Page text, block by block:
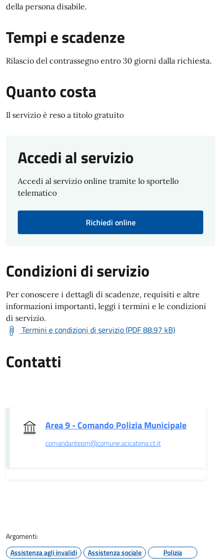
della persona disabile.
Tempi e scadenze
Rilascio del contrassegno entro 30 giorni dalla richiesta.
Quanto costa
Il servizio è reso a titolo gratuito
Accedi al servizio
Accedi al servizio online tramite lo sportello
telematico
Richiedi online
Condizioni di servizio
Per conoscere i dettagli di scadenze, requisiti e altre
informazioni importanti, leggi i termini e le condizioni
di servizio.
Termini e condizioni di servizio (PDF 88.97 kB)
Contatti
Area 9 - Comando Polizia Municipale
comandantepm@comune.acicatena.ct.it
Argomenti:
Assistenza agli invalidi
Assistenza sociale Polizia